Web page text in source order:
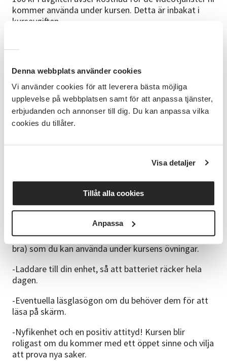
Denna webbplats använder cookies
Vi använder cookies för att leverera bästa möjliga
upplevelse på webbplatsen samt för att anpassa tjänster,
erbjudanden och annonser till dig. Du kan anpassa vilka
cookies du tillåter.
Visa detaljer
Tillåt alla cookies
Anpassa
kommer använda under kursen. Detta är inbakat i
kursavgiften.
erfarenhet av att undervisa vuxna i digitalteknologi
och AI. Specialiserad på att göra komplexa ämnen
tillgängliga och praktiska.
Bra att veta
Inga särskilda förkunskaper inom AI behövs.
enda som krävs. Du behöver inte kunna programmera
heller behövs några engelska kunskaper, eftersom
alla verktyg vi använder kan hantera svenska språket.
-Bärbar dator eller surfplatta (smartphone går också
bra) som du kan använda under kursens övningar.
-Laddare till din enhet, så att batteriet räcker hela
dagen.
-Eventuella läsglasögon om du behöver dem för att
läsa på skärm.
-Nyfikenhet och en positiv attityd! Kursen blir
roligast om du kommer med ett öppet sinne och vilja
att prova nya saker.